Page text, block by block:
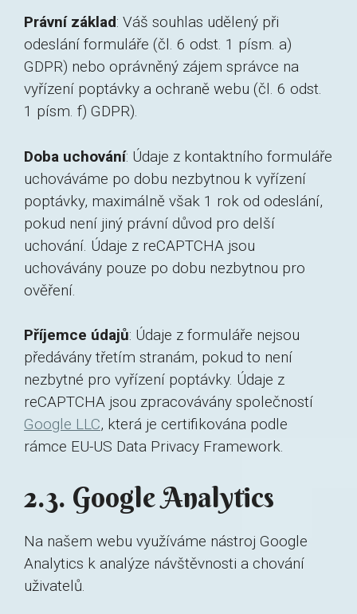
Právní základ: Váš souhlas udělený při
odeslání formuláře (čl. 6 odst. 1 písm. a)
GDPR) nebo oprávněný zájem správce na
vyřízení poptávky a ochraně webu (čl. 6 odst.
1 písm. f) GDPR).
Doba uchování: Údaje z kontaktního formuláře
uchováváme po dobu nezbytnou k vyřízení
poptávky, maximálně však 1 rok od odeslání,
pokud není jiný právní důvod pro delší
uchování. Údaje z reCAPTCHA jsou
uchovávány pouze po dobu nezbytnou pro
ověření.
Příjemce údajů: Údaje z formuláře nejsou
předávány třetím stranám, pokud to není
nezbytné pro vyřízení poptávky. Údaje z
reCAPTCHA jsou zpracovávány společností
Google LLC, která je certifikována podle
rámce EU-US Data Privacy Framework.
2.3. Google Analytics
Na našem webu využíváme nástroj Google
Analytics k analýze návštěvnosti a chování
uživatelů.